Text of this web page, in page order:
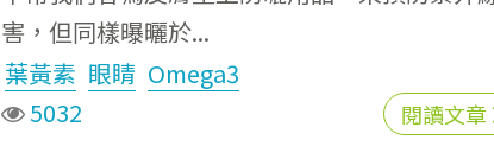
害，但同樣曝曬於...
葉黃素 眼睛 Omega3
5032
閱讀文章